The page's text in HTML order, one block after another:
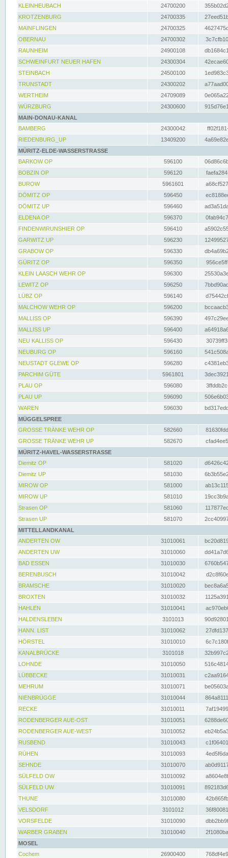
KLEINHEUBACH 24700200
KROTZENBURG
24700335
MAINFLINGEN
24700325
OBERNAU
24700302
RAUNHEIM
24900108
SCHWEINFURT NEUER HAFEN
24300304
STEINBACH
24500100
TRUNSTADT
24300202
WERTHEIM
24709089
WÜRZBURG
24300600
MAIN-DONAU-KANAL
BAMBERG
24300042
RIEDENBURG_UP
13409200
MÜRITZ-ELDE-WASSERSTRASSE
BARKOW OP
596100
BOBZIN OP
596120
BUROW
5961601
DÖMITZ OP
596450
DÖMITZ UP
596460
ELDENA OP
596370
FINDENWIRUNSHIER OP
596410
GARWITZ UP
596230
GRABOW OP
596330
GÜRITZ OP
596350
KLEIN LAASCH WEHR OP
596300
LEWITZ OP
596250
LÜBZ OP
596140
MALCHOW WEHR OP
596200
MALLISS OP
596390
MALLISS UP
596400
NEU KALLISS OP
596430
NEUBURG OP
596160
NEUSTADT GLEWE OP
596280
PARCHIM GÜTE
5961801
PLAU OP
596080
PLAU UP
596090
WAREN
596030
MÜGGELSPREE
GROSSE TRÄNKE WEHR OP
582660
GROSSE TRÄNKE WEHR UP
582670
MÜRITZ-HAVEL-WASSERSTRASSE
Diemitz OP
581020
Diemitz UP
581030
MIROW OP
581000
MIROW UP
581010
Strasen OP
581060
Strasen UP
581070
MITTELLANDKANAL
ANDERTEN OW
31010061
ANDERTEN UW
31010060
BAD ESSEN
31010030
BERENBUSCH
31010042
BRAMSCHE
31010020
BROXTEN
31010032
HAHLEN
31010041
HALDENSLEBEN
3101013
HANN. LIST
31010062
HÖRSTEL
31010010
KANALBRÜCKE
3101018
LOHNDE
31010050
LÜBBECKE
31010031
MEHRUM
31010071
NIENBRÜGGE
31010044
RECKE
31010011
RODENBERGER AUE-OST
31010051
RODENBERGER AUE-WEST
31010052
RUSBEND
31010043
RÜHEN
31010093
SEHNDE
31010070
SÜLFELD OW
31010092
SÜLFELD UW
31010091
THUNE
31010080
VELSDORF
3101012
VORSFELDE
31010090
WARBER GRABEN
31010040
MOSEL
Cochem
26900400